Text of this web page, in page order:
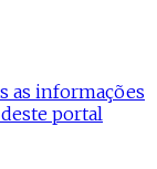
as informações
portal